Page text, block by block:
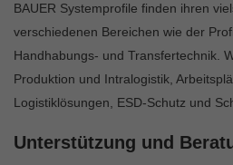
BAUER Systemprofile finden ihren
verschiedenen Bereichen wie der
Handhabungs- und Transfertechnik.
Produktion und Intralogistik,
Logistiklösungen, ESD-Schutz und
Unterstützung und